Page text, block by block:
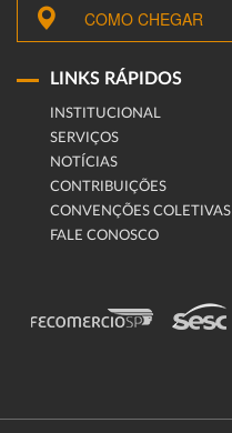
COMO CHEGAR
LINKS RÁPIDOS
INSTITUCIONAL
SERVIÇOS
NOTÍCIAS
CONTRIBUIÇÕES
CONVENÇÕES COLETIVAS
FALE CONOSCO